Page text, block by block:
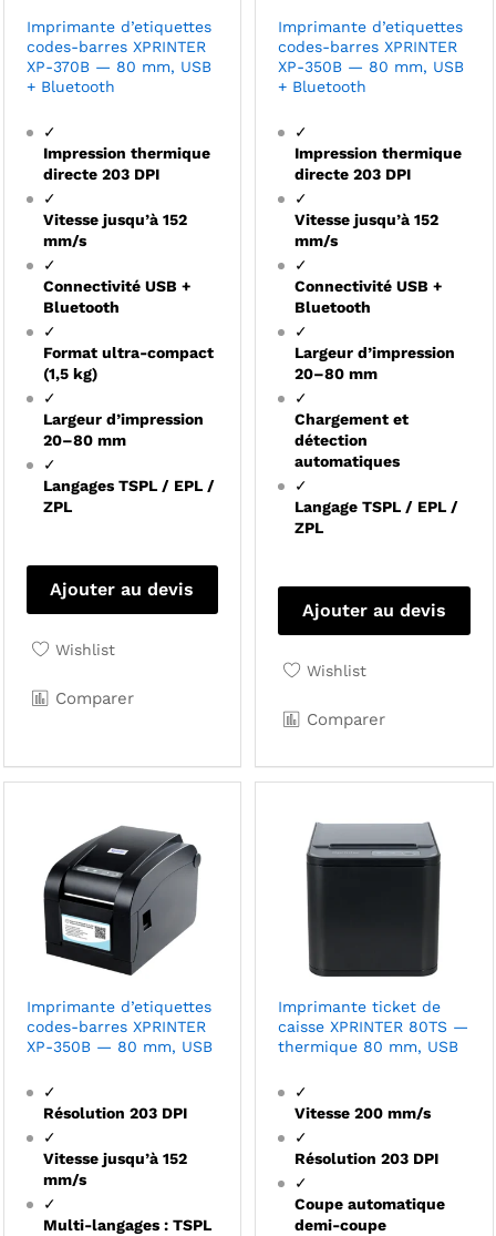
Imprimante d’etiquettes
codes-barres XPRINTER
XP-370B — 80 mm, USB
+ Bluetooth
✓
Impression thermique
directe 203 DPI
✓
Vitesse jusqu’à 152
mm/s
✓
Connectivité USB +
Bluetooth
✓
Format ultra-compact
(1,5 kg)
✓
Largeur d’impression
20–80 mm
✓
Langages TSPL / EPL /
ZPL
Ajouter au devis
Wishlist
Comparer
Imprimante d’etiquettes
codes-barres XPRINTER
XP-350B — 80 mm, USB
+ Bluetooth
✓
Impression thermique
directe 203 DPI
✓
Vitesse jusqu’à 152
mm/s
✓
Connectivité USB +
Bluetooth
✓
Largeur d’impression
20–80 mm
✓
Chargement et
détection
automatiques
✓
Langage TSPL / EPL /
ZPL
Ajouter au devis
Wishlist
Comparer
Imprimante d’etiquettes
codes-barres XPRINTER
XP-350B — 80 mm, USB
✓
Résolution 203 DPI
✓
Vitesse jusqu’à 152
mm/s
✓
Multi-langages : TSPL
Imprimante ticket de
caisse XPRINTER 80TS —
thermique 80 mm, USB
✓
Vitesse 200 mm/s
✓
Résolution 203 DPI
✓
Coupe automatique
demi-coupe